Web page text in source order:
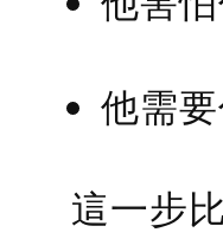
他需
這一步